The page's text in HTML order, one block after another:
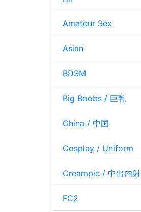
Amateur Sex
Asian
BDSM
Big Boobs / 巨乳
China / 中国
Cosplay / Uniform
Creampie / 中出内射
FC2